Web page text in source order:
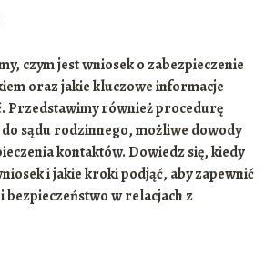
czym jest wniosek o zabezpieczenie
oraz jakie kluczowe informacje
Przedstawimy również procedurę
do sądu rodzinnego, możliwe dowody
kontaktów. Dowiedz się, kiedy
i jakie kroki podjąć, aby zapewnić
bezpieczeństwo w relacjach z